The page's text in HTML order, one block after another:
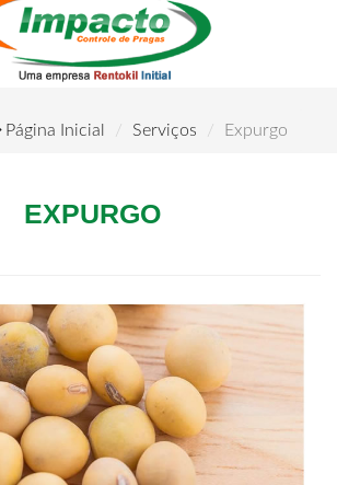
Página Inicial Serviços Expurgo
EXPURGO